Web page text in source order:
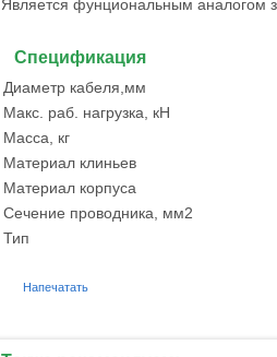
Является фунциональным аналогом
Спецификация
Диаметр кабеля,мм
Макс. раб. нагрузка, кН
Масса, кг
Материал клиньев
Материал корпуса
Сечение проводника, мм2
Тип
Напечатать